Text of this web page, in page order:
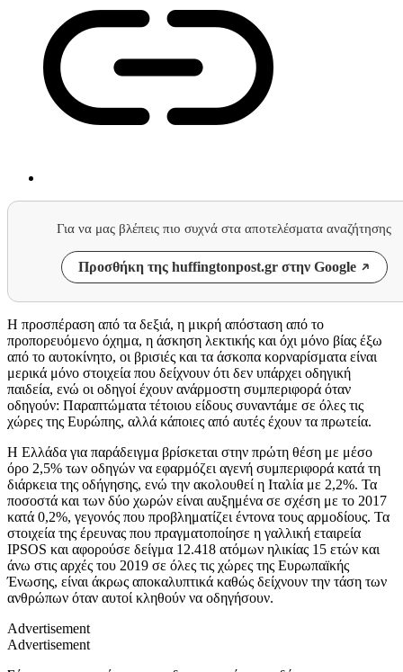
Για να μας βλέπεις πιο συχνά στα αποτελέσματα αναζήτησης
Προσθήκη της huffingtonpost.gr στην Google
Η προσπέραση από τα δεξιά, η μικρή απόσταση από το
προπορευόμενο όχημα, η άσκηση λεκτικής και όχι μόνο βίας έξω
από το αυτοκίνητο, οι βρισιές και τα άσκοπα κορναρίσματα είναι
μερικά μόνο στοιχεία που δείχνουν ότι δεν υπάρχει οδηγική
παιδεία, ενώ οι οδηγοί έχουν ανάρμοστη συμπεριφορά όταν
οδηγούν: Παραπτώματα τέτοιου είδους συναντάμε σε όλες τις
χώρες της Ευρώπης, αλλά κάποιες από αυτές έχουν τα πρωτεία.
Η Ελλάδα για παράδειγμα βρίσκεται στην πρώτη θέση με μέσο
όρο 2,5% των οδηγών να εφαρμόζει αγενή συμπεριφορά κατά τη
διάρκεια της οδήγησης, ενώ την ακολουθεί η Ιταλία με 2,2%. Τα
ποσοστά και των δύο χωρών είναι αυξημένα σε σχέση με το 2017
κατά 0,2%, γεγονός που προβληματίζει έντονα τους αρμοδίους. Τα
στοιχεία της έρευνας που πραγματοποίησε η γαλλική εταιρεία
IPSOS και αφορούσε δείγμα 12.418 ατόμων ηλικίας 15 ετών και
άνω στις αρχές του 2019 σε όλες τις χώρες της Ευρωπαïκής
Ένωσης, είναι άκρως αποκαλυπτικά καθώς δείχνουν την τάση των
ανθρώπων όταν αυτοί κληθούν να οδηγήσουν.
Advertisement
Advertisement